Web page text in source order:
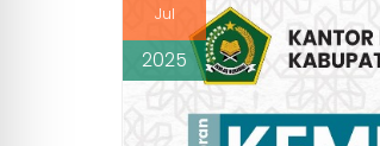
Jul
2025